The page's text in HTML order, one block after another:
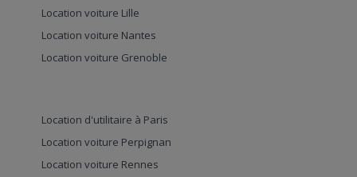
Location voiture Lille
Location voiture Nantes
Location voiture Grenoble
Location d'utilitaire à Paris
Location voiture Perpignan
Location voiture Rennes